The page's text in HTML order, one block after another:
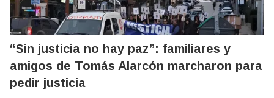
“Sin justicia no hay paz”: familiares y
amigos de Tomás Alarcón marcharon para
pedir justicia